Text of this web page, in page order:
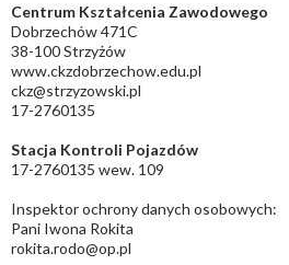
Centrum Kształcenia Zawodowego
Dobrzechów 471C
38-100 Strzyżów
www.ckzdobrzechow.edu.pl
ckz@strzyzowski.pl
17-2760135
Stacja Kontroli Pojazdów
17-2760135 wew. 109
Inspektor ochrony danych osobowych:
Pani Iwona Rokita
rokita.rodo@op.pl